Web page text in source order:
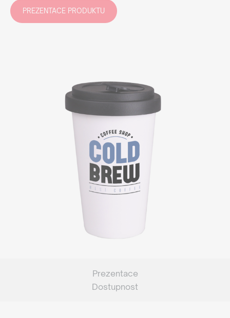
PREZENTACE PRODUKTU
Prezentace
Dostupnost